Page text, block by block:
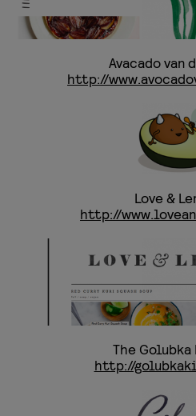
Avacado van
http://
Love &
http://
The
http://